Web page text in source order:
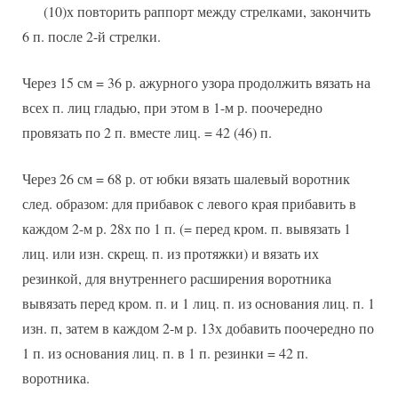
(10)х повторить раппорт между стрелками, закончить
6 п. после 2-й стрелки.
Через 15 см = 36 р. ажурного узора продолжить вязать на
всех п. лиц гладью, при этом в 1-м р. поочередно
провязать по 2 п. вместе лиц. = 42 (46) п.
Через 26 см = 68 р. от юбки вязать шалевый воротник
след. образом: для прибавок с левого края прибавить в
каждом 2-м р. 28х по 1 п. (= перед кром. п. вывязать 1
лиц. или изн. скрещ. п. из протяжки) и вязать их
резинкой, для внутреннего расширения воротника
вывязать перед кром. п. и 1 лиц. п. из основания лиц. п. 1
изн. п, затем в каждом 2-м р. 13х добавить поочередно по
1 п. из основания лиц. п. в 1 п. резинки = 42 п.
воротника.